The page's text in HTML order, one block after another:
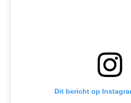
Dit bericht op